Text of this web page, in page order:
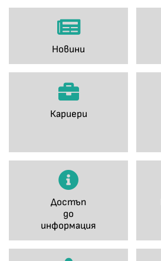
Новини
Кариери
Достъп
до
информация